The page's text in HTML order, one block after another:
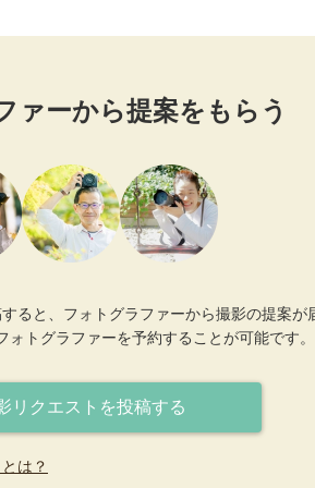
ァーから提案をもらう
ると、フォトグラファーから撮影の提案が
トグラファーを予約することが可能です。
リクエストを投稿する
は？